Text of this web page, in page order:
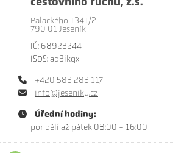
Palackého 1341/2
790 01 Jeseník
IČ: 68923244
ISDS: aq3ikqx
+420 583 283 117
info@jeseniky.cz
Úřední hodiny:
pondělí až pátek 08:00 - 16:00